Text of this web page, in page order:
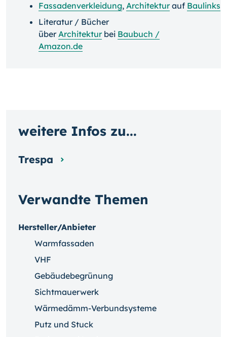
Fassadenverkleidung, Architekturauf Baulinks
Literatur / Bücher
überArchitekturbei Baubuch /
Amazon.de
Verwandte Themen
Hersteller/Anbieter
Warmfassaden
VHF
Gebäudebegrünung
Sichtmauerwerk
Wärmedämm-Verbundsysteme
Putz und Stuck
weitere Infos zu...
Trespa